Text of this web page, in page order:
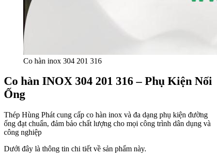
Co hàn inox 304 201 316
Co hàn INOX 304 201 316 – Phụ Kiện Nối
Ống
Thép Hùng Phát cung cấp co hàn inox và đa dạng phụ kiện đường
ống đạt chuẩn, đảm bảo chất lượng cho mọi công trình dân dụng và
công nghiệp
Dưới đây là thông tin chi tiết về sản phẩm này.